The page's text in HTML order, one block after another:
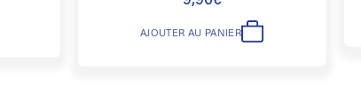
AJOUTER AU PANIER